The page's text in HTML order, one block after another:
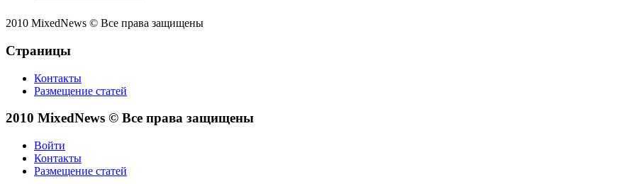
2010 MixedNews © Все права защищены
Страницы
Контакты
Размещение статей
2010 MixedNews © Все права защищены
Войти
Контакты
Размещение статей